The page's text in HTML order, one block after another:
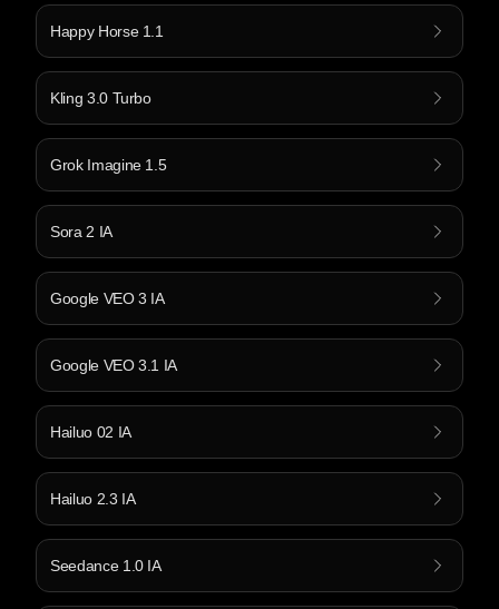
Happy Horse 1.1
Kling 3.0 Turbo
Grok Imagine 1.5
Sora 2 IA
Google VEO 3 IA
Google VEO 3.1 IA
Hailuo 02 IA
Hailuo 2.3 IA
Seedance 1.0 IA